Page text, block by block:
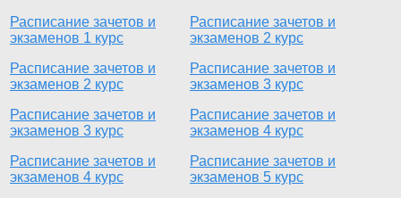
Расписание зачетов и
экзаменов 1 курс
Расписание зачетов и
экзаменов 2 курс
Расписание зачетов и
экзаменов 3 курс
Расписание зачетов и
экзаменов 4 курс
Расписание зачетов и
экзаменов 2 курс
Расписание зачетов и
экзаменов 3 курс
Расписание зачетов и
экзаменов 4 курс
Расписание зачетов и
экзаменов 5 курс